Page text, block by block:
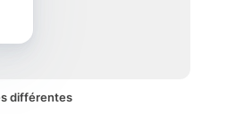
différentes